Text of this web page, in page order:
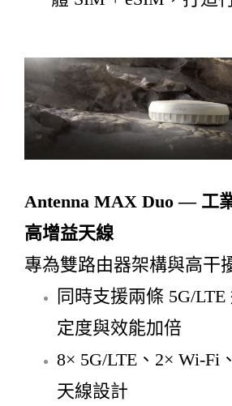
Antenna MAX Duo — 工
高增益天線
專為雙路由器架構與高干
同時支援兩條 5G/
定度與效能加倍
8× 5G/LTE、2× Wi-Fi
天線設計